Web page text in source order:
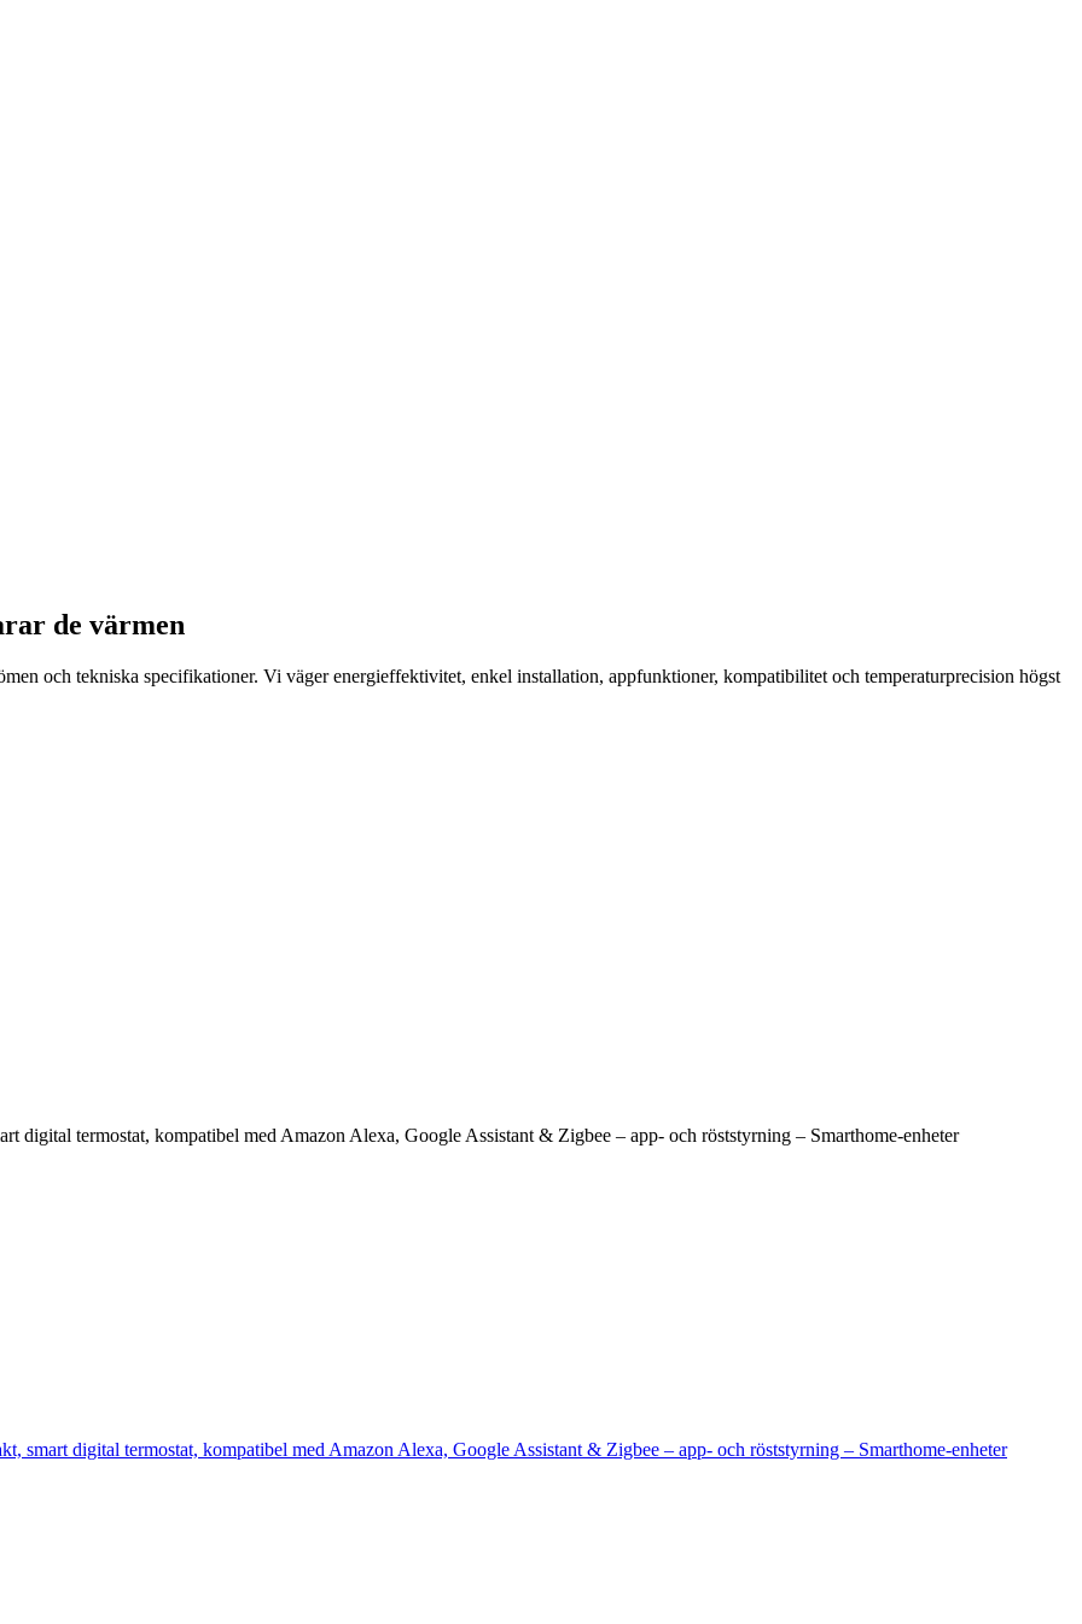
de värmen
och tekniska specifikationer. Vi väger energieffektivitet, enkel installation, appfunktioner, kompatibilitet och temperaturprecision högst
digital termostat, kompatibel med Amazon Alexa, Google Assistant & Zigbee – app- och röststyrning – Smarthome-enheter
smart digital termostat, kompatibel med Amazon Alexa, Google Assistant & Zigbee – app- och röststyrning – Smarthome-enheter